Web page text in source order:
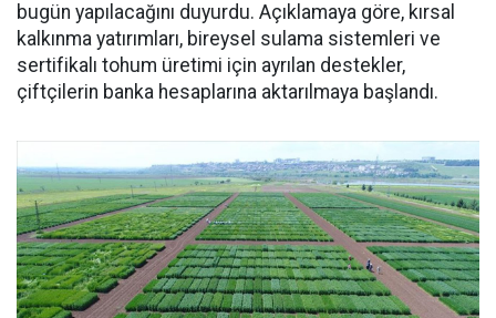
bugün yapılacağını duyurdu. Açıklamaya göre, kırsal
kalkınma yatırımları, bireysel sulama sistemleri ve
sertifikalı tohum üretimi için ayrılan destekler,
çiftçilerin banka hesaplarına aktarılmaya başlandı.